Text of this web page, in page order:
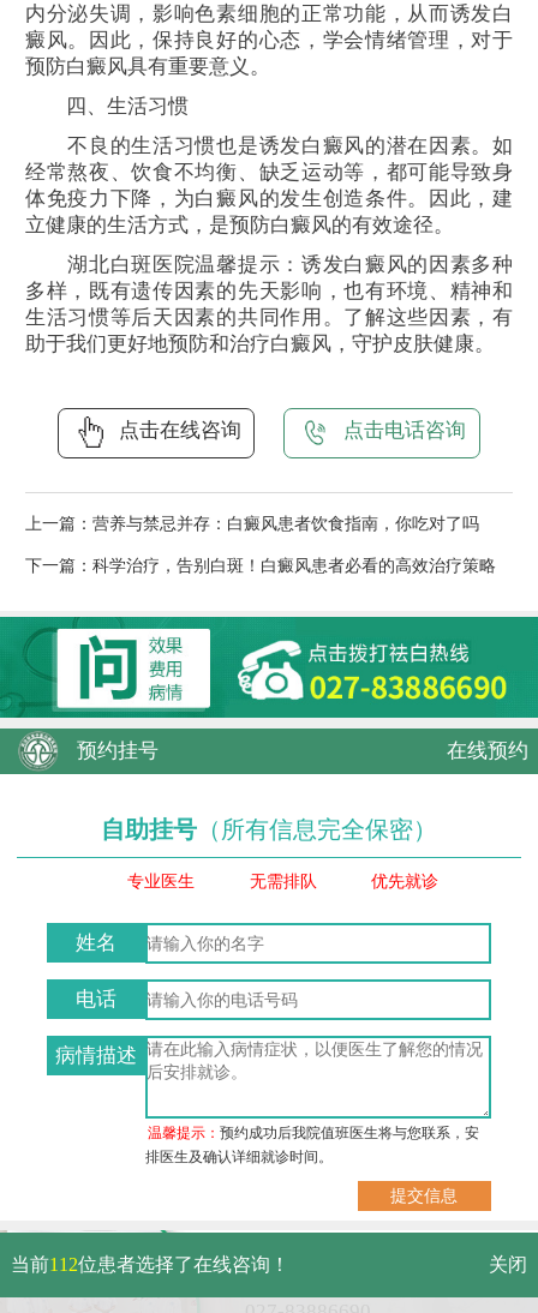
内分泌失调，影响色素细胞的正常功能，从而诱发白
癜风。因此，保持良好的心态，学会情绪管理，对于
预防白癜风具有重要意义。
四、生活习惯
不良的生活习惯也是诱发白癜风的潜在因素。如
经常熬夜、饮食不均衡、缺乏运动等，都可能导致身
体免疫力下降，为白癜风的发生创造条件。因此，建
立健康的生活方式，是预防白癜风的有效途径。
湖北白斑医院温馨提示：诱发白癜风的因素多种
多样，既有遗传因素的先天影响，也有环境、精神和
生活习惯等后天因素的共同作用。了解这些因素，有
助于我们更好地预防和治疗白癜风，守护皮肤健康。
点击在线咨询 点击电话咨询
上一篇： 营养与禁忌并存：白癜风患者饮食指南，你吃对了吗
下一篇： 科学治疗，告别白斑！白癜风患者必看的高效治疗策略
预约挂号 在线预约
自助挂号 （所有信息完全保密）
专业医生 无需排队 优先就诊
姓名
电话
病情描述
温馨提示：预约成功后我院值班医生将与您联系，安
排医生及确认详细就诊时间。
武汉市硚口区解放大道479号
免费电话：
当前112位患者选择了在线咨询！ 关闭